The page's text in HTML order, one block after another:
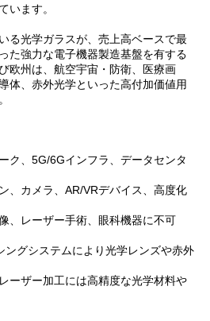
います。
る光学ガラスが、売上高ベースで最
た強力な電子機器製造基盤を有する
欧州は、航空宇宙・防衛、医療画
体、赤外光学といった高付加価値用
ク、5G/6Gインフラ、データセンタ
、カメラ、AR/VRデバイス、高度化
、レーザー手術、眼科機器に不可
ングシステムにより光学レンズや赤外
ーザー加工には高精度な光学材料や